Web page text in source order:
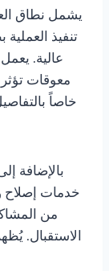
يشمل نطاق
تنفيذ
عالية.
معوقات
خاصاً
بالإضافة
خدمات إصلاح
من
الاستقبال.